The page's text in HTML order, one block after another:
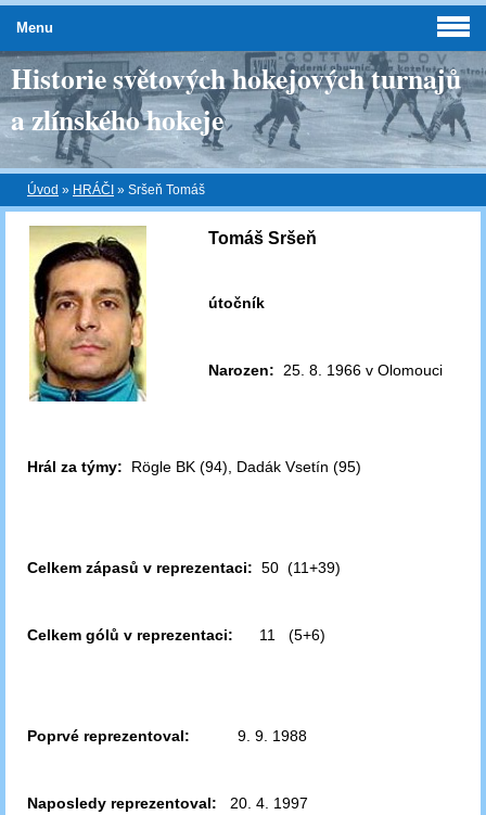
Historie světových hokejových turnajů
a zlínského hokeje
Úvod » HRÁČI » Sršeň Tomáš
Tomáš Sršeň
útočník
Narozen: 25. 8. 1966 v Olomouci
Hrál za týmy: Rögle BK (94), Dadák Vsetín (95)
Celkem zápasů v reprezentaci: 50 (11+39)
Celkem gólů v reprezentaci: 11 (5+6)
Poprvé reprezentoval: 9. 9. 1988
Naposledy reprezentoval: 20. 4. 1997
Menu